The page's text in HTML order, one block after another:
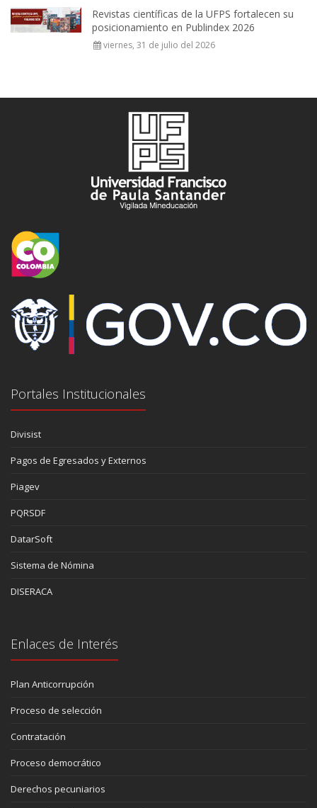
Revistas científicas de la UFPS fortalecen su
posicionamiento en Publindex 2026
viernes, 31 de julio del 2026
Portales Institucionales
Divisist
Pagos de Egresados y Externos
Piagev
PQRSDF
DatarSoft
Sistema de Nómina
DISERACA
Enlaces de Interés
Plan Anticorrupción
Proceso de selección
Contratación
Proceso democrático
Derechos pecuniarios